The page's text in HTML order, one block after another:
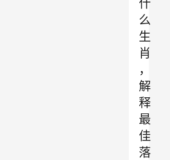
什
么
生
肖
，
解
释
最
佳
落